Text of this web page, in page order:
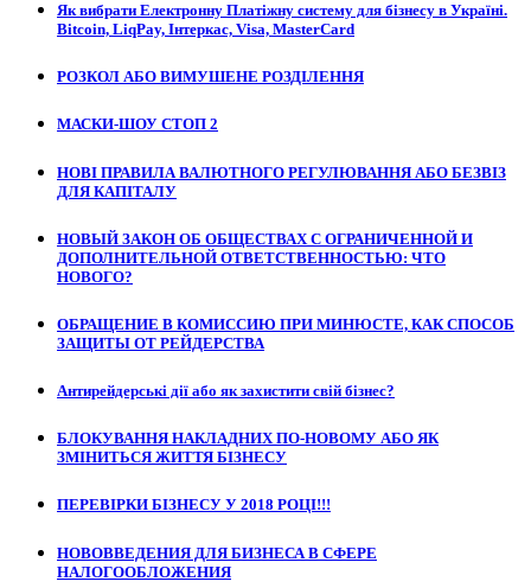
Як вибрати Електронну Платіжну систему для бізнесу в Україні.
Bitcoin, LiqPay, Інтеркас, Visa, MasterCard
РОЗКОЛ АБО ВИМУШЕНЕ РОЗДІЛЕННЯ
МАСКИ-ШОУ СТОП 2
НОВІ ПРАВИЛА ВАЛЮТНОГО РЕГУЛЮВАННЯ АБО БЕЗВІЗ
ДЛЯ КАПІТАЛУ
НОВЫЙ ЗАКОН ОБ ОБЩЕСТВАХ С ОГРАНИЧЕННОЙ И
ДОПОЛНИТЕЛЬНОЙ ОТВЕТСТВЕННОСТЬЮ: ЧТО
НОВОГО?
ОБРАЩЕНИЕ В КОМИССИЮ ПРИ МИНЮСТЕ, КАК СПОСОБ
ЗАЩИТЫ ОТ РЕЙДЕРСТВА
Антирейдерські дії або як захистити свій бізнес?
БЛОКУВАННЯ НАКЛАДНИХ ПО-НОВОМУ АБО ЯК
ЗМІНИТЬСЯ ЖИТТЯ БІЗНЕСУ
ПЕРЕВІРКИ БІЗНЕСУ У 2018 РОЦІ!!!
НОВОВВЕДЕНИЯ ДЛЯ БИЗНЕСА В СФЕРЕ
НАЛОГООБЛОЖЕНИЯ